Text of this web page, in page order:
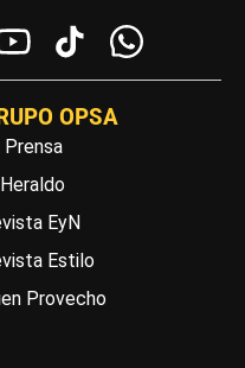
OPSA
Prensa
EyN
Estilo
Provecho